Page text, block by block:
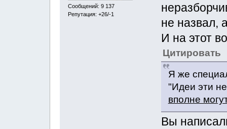
Сообщений: 9 137
Репутация: +26/-1
не назвал,
И на этот
Цитировать
Я же
"Идеи эти
вполне
Вы